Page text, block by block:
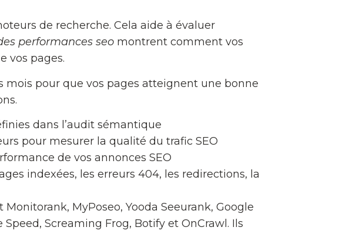
de recherche. Cela aide à évaluer
performances seo montrent comment vos
vos pages.
pour que vos pages atteignent une bonne
dans l’audit sémantique
pour mesurer la qualité du trafic SEO
de vos annonces SEO
indexées, les erreurs 404, les redirections, la
Monitorank, MyPoseo, Yooda Seeurank, Google
Screaming Frog, Botify et OnCrawl. Ils